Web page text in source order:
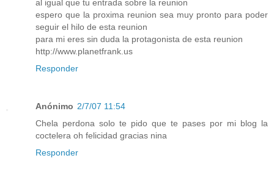
al igual que tu entrada sobre la reunion
espero que la proxima reunion sea muy pronto para poder
seguir el hilo de esta reunion
para mi eres sin duda la protagonista de esta reunion
http://www.planetfrank.us
Responder
Anónimo 2/7/07 11:54
Chela perdona solo te pido que te pases por mi blog la
coctelera oh felicidad gracias nina
Responder